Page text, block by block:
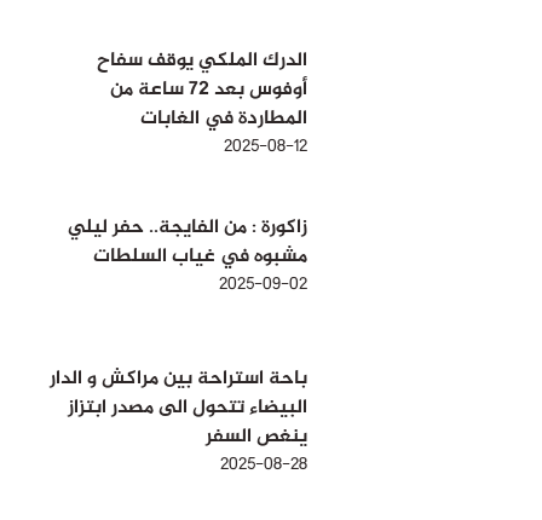
الدرك الملكي يوقف سفاح
أوفوس بعد 72 ساعة من
المطاردة في الغابات
2025-08-12
زاكورة : من الفايجة.. حفر ليلي
مشبوه في غياب السلطات
2025-09-02
باحة استراحة بين مراكش و الدار
البيضاء تتحول الى مصدر ابتزاز
ينغص السفر
2025-08-28